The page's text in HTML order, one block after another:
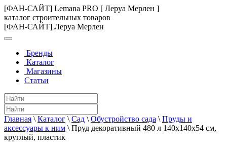
[ФАН-САЙТ] Lemana PRO [ Леруа Мерлен ]
каталог строительных товаров
[ФАН-САЙТ] Леруа Мерлен
Бренды
Каталог
Магазины
Статьи
Главная \ Каталог \ Сад \ Обустройство сада \ Пруды и
аксессуары к ним \ Пруд декоративный 480 л 140х140х54 см,
круглый, пластик